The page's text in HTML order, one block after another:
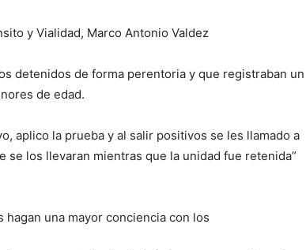
y Vialidad, Marco Antonio Valdez
detenidos de forma perentoria y que registraban un
de edad.
aplico la prueba y al salir positivos se les llamado a
se los llevaran mientras que la unidad fue retenida”
una mayor conciencia con los